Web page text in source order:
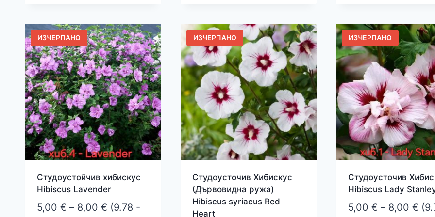
has
multiple
variants.
The
options
may
be
chosen
on
the
product
has
multiple
variants.
The
options
may
be
chosen
on
the
product
has
multiple
variants.
The
options
may
be
chosen
on
the
product
ИЗЧЕРПАНО
Студоустойчив хибискус
Hibiscus Lavender
5,00 € – 8,00 €Price
(9.78 -
ИЗЧЕРПАНО
Студоусточив Хибискус
(Дървовидна ружа)
Hibiscus syriacus Red
Heart
ИЗЧЕРПАНО
Студоусточив
Hibiscus Lady
5,00 € – 8,00 €